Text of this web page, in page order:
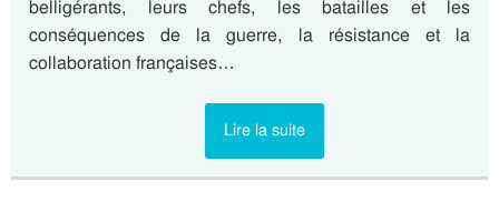
belligérants, leurs chefs, les batailles et les
conséquences de la guerre, la résistance et la
collaboration françaises…
Lire la suite